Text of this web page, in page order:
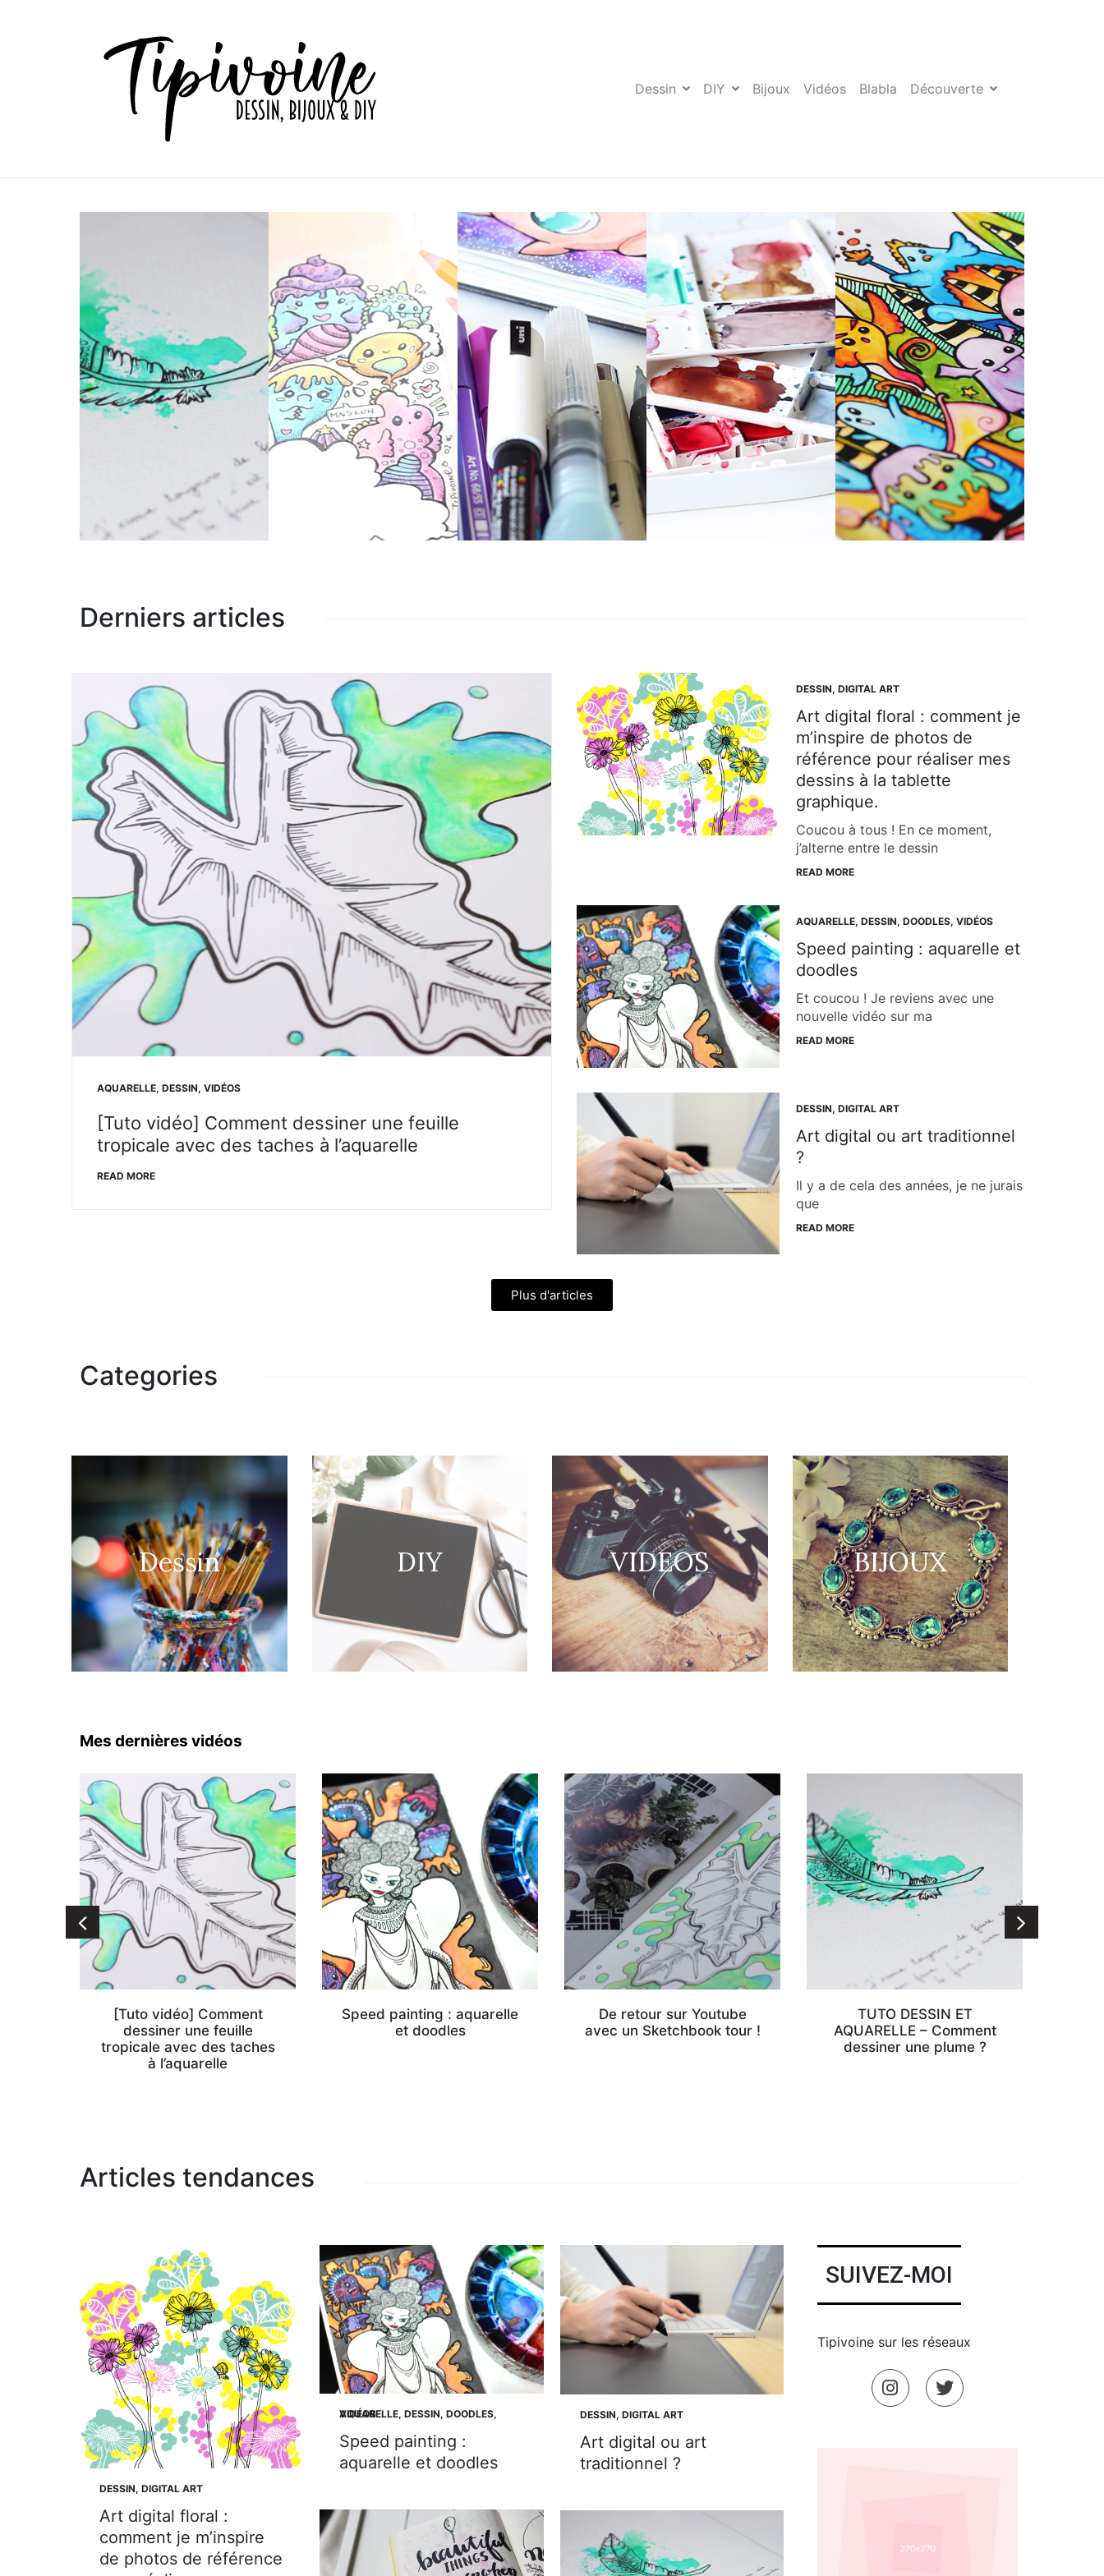
Dessin DIY Bijoux Vidéos Blabla Découverte
Derniers articles
AQUARELLE, DESSIN, VIDÉOS
[Tuto vidéo] Comment dessiner une feuille
tropicale avec des taches à l’aquarelle
READ MORE
DESSIN, DIGITAL ART
Art digital floral : comment je
m’inspire de photos de
référence pour réaliser mes
dessins à la tablette
graphique.
Coucou à tous ! En ce moment,
j’alterne entre le dessin
READ MORE
AQUARELLE, DESSIN, DOODLES, VIDÉOS
Speed painting : aquarelle et
doodles
Et coucou ! Je reviens avec une
nouvelle vidéo sur ma
READ MORE
DESSIN, DIGITAL ART
Art digital ou art traditionnel
?
Il y a de cela des années, je ne jurais
que
READ MORE
Plus d'articles
Categories
Dessin DIY VIDEOS BIJOUX
Mes dernières vidéos
[Tuto vidéo] Comment
dessiner une feuille
tropicale avec des taches
à l’aquarelle
Speed painting : aquarelle
et doodles
De retour sur Youtube
avec un Sketchbook tour !
TUTO DESSIN ET
AQUARELLE – Comment
dessiner une plume ?
Articles tendances
DESSIN, DIGITAL ART
Art digital floral :
comment je m’inspire
de photos de référence
AQUARELLE,DESSIN,DOODLES,
VIDÉOS
Speed painting :
aquarelle et doodles
DESSIN, DIGITAL ART
Art digital ou art
traditionnel ?
SUIVEZ-MOI
Tipivoine sur les réseaux